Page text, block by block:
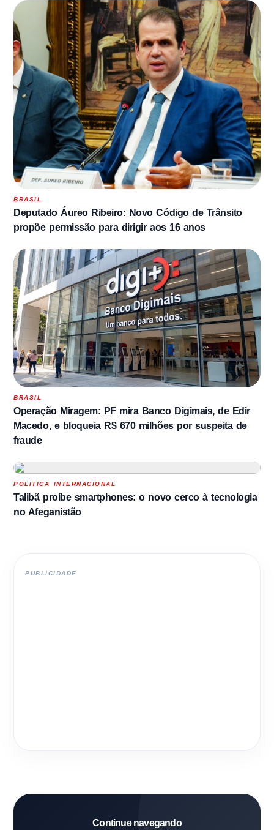
BRASIL
Deputado Áureo Ribeiro: Novo Código de Trânsito
propõe permissão para dirigir aos 16 anos
BRASIL
Operação Miragem: PF mira Banco Digimais, de Edir
Macedo, e bloqueia R$ 670 milhões por suspeita de
fraude
POLITICA INTERNACIONAL
Talibã proíbe smartphones: o novo cerco à tecnologia
no Afeganistão
PUBLICIDADE
Continue navegando